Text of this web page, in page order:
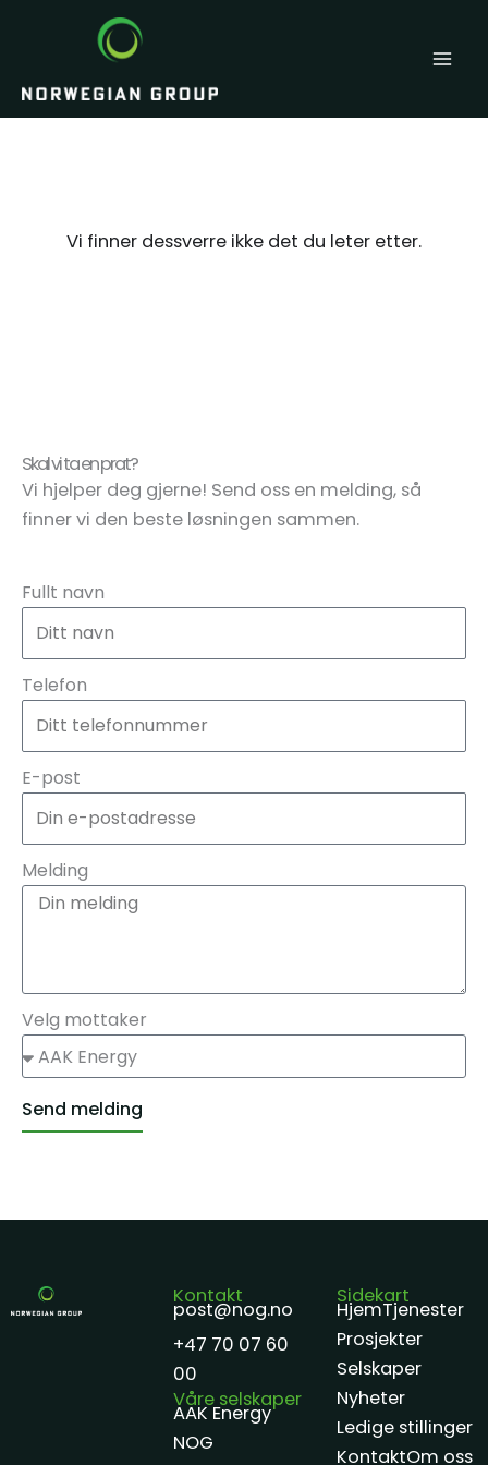
innholdet
Vi finner dessverre ikke det du leter etter.
Skal vi ta en prat?
Vi hjelper deg gjerne! Send oss en melding, så
finner vi den beste løsningen sammen.
Fullt navn
Telefon
E-post
Melding
Velg mottaker
Send melding
Kontakt
post@nog.no
+47 70 07 60
00
Våre selskaper
AAK Energy
NOG
Sidekart
HjemTjenester
Prosjekter
Selskaper
Nyheter
Ledige stillinger
KontaktOm oss